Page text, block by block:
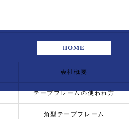
HOME
会社概要
テープフレームの使われ方
角型テープフレーム